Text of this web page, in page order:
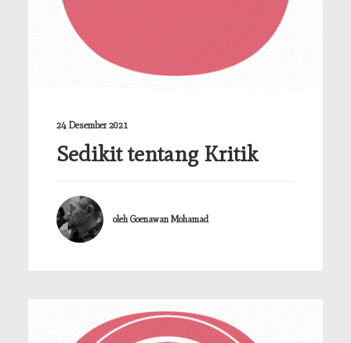
TENTANG
KONTAK
KEBIJAKAN
PANDUAN PENULISAN
24 Desember 2021
Sedikit tentang Kritik
oleh Goenawan Mohamad